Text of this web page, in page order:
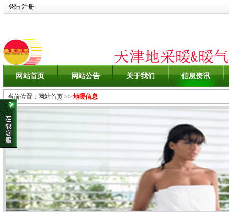
登陆 注册
网站首页 网站公告 关于我们 信息资讯
当前位置： 网站首页 >> 地暖信息